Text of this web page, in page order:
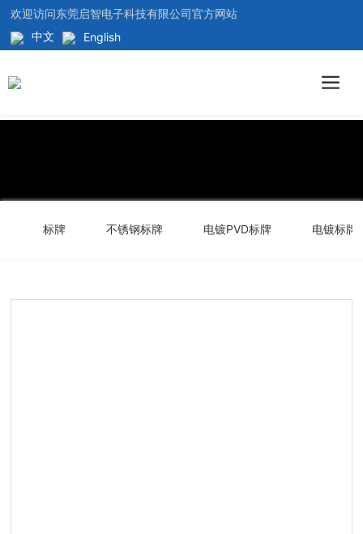
欢迎访问东莞启智电子科技有限公司官方网站
中文
English
标牌 不锈钢标牌 电镀PVD标牌 电镀标牌